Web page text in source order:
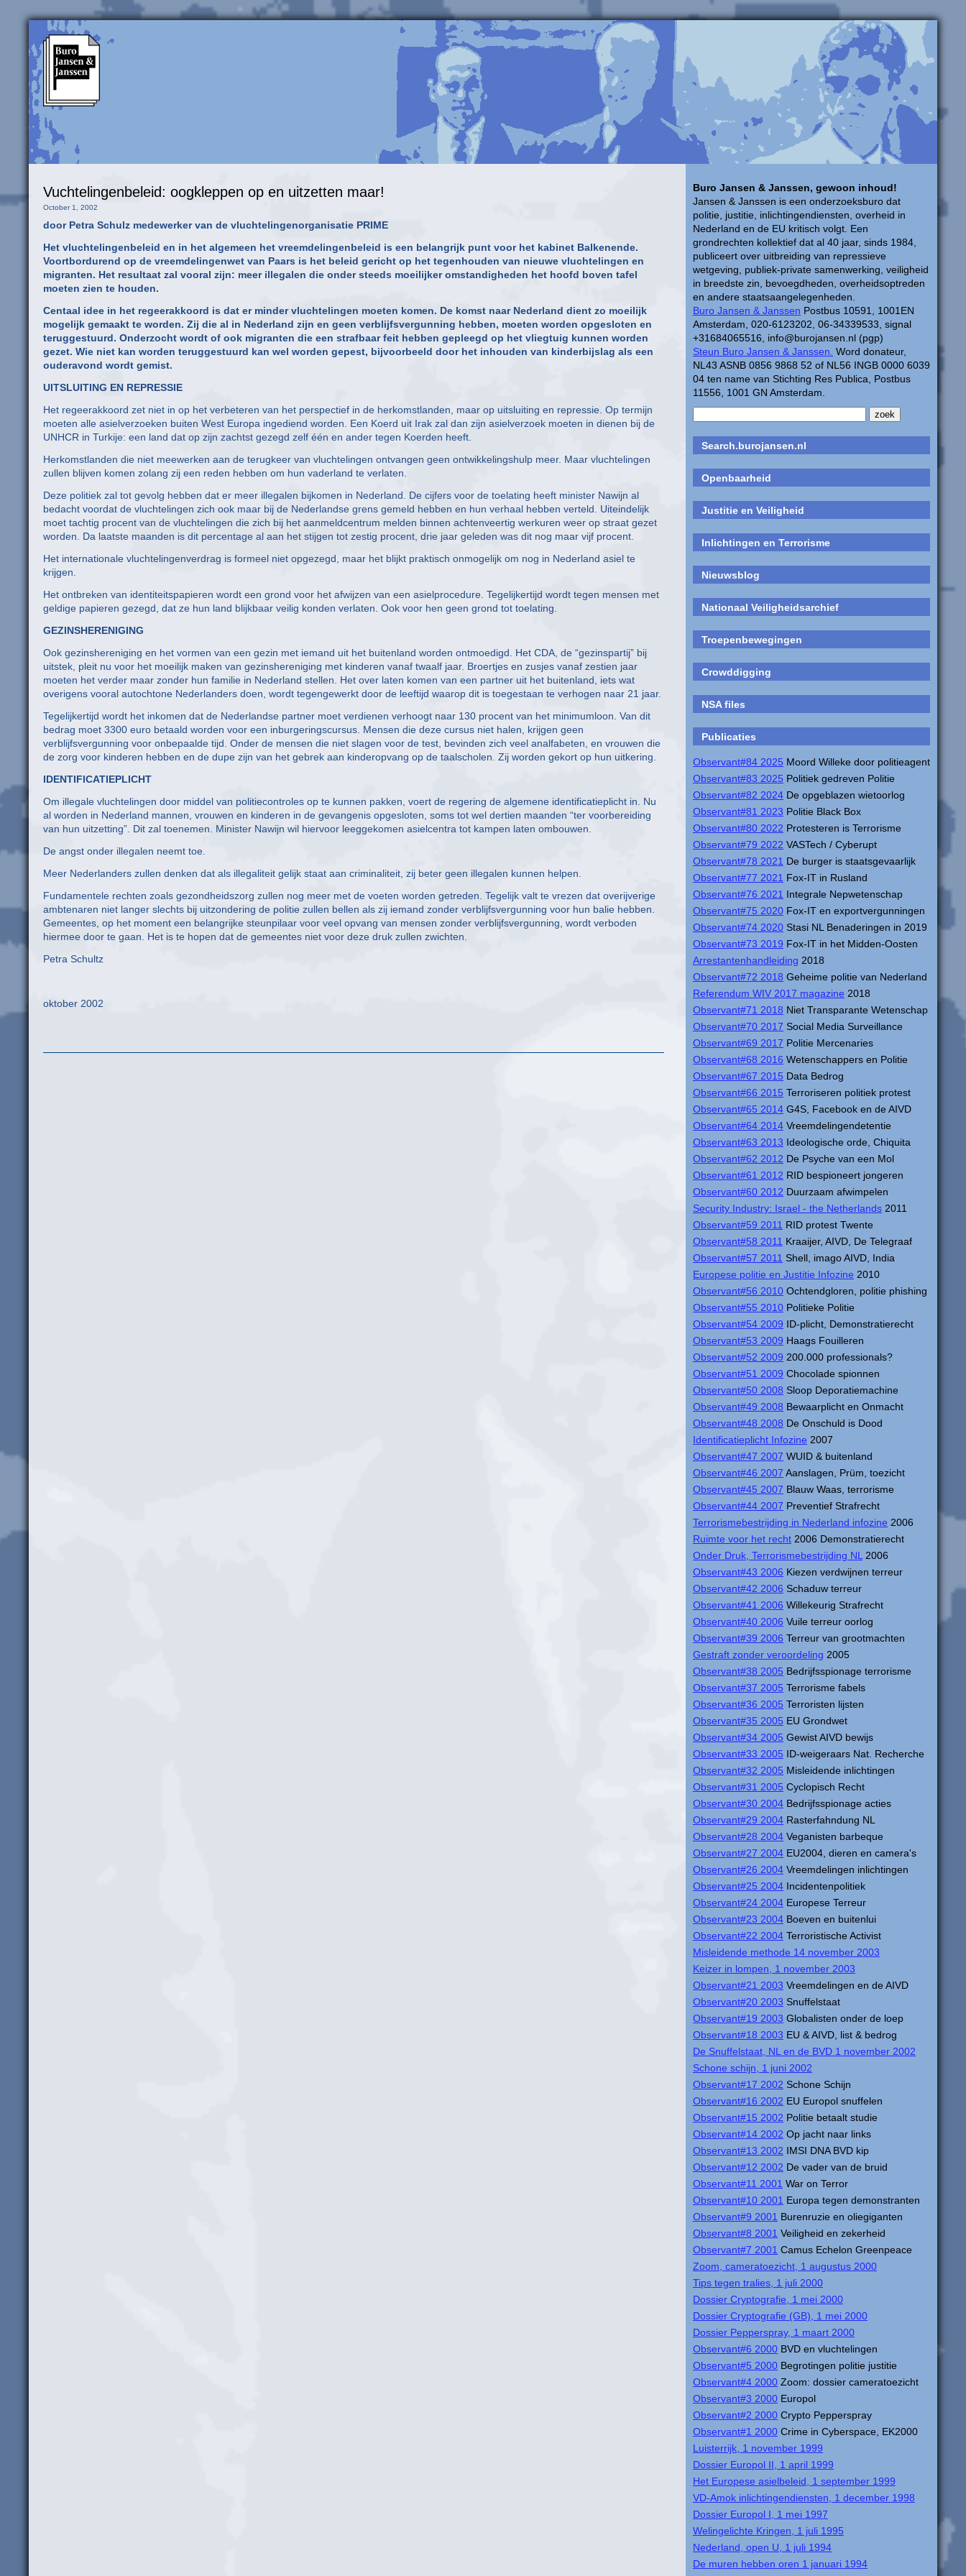
Buro Jansen & Janssen, gewoon inhoud!
Jansen & Janssen is een onderzoeksburo dat
politie, justitie, inlichtingendiensten, overheid in
Nederland en de EU kritisch volgt. Een
grondrechten kollektief dat al 40 jaar, sinds 1984,
publiceert over uitbreiding van repressieve
wetgeving, publiek-private samenwerking, veiligheid
in breedste zin, bevoegdheden, overheidsoptreden
en andere staatsaangelegenheden.
Buro Jansen & Janssen Postbus 10591, 1001EN
Amsterdam, 020-6123202, 06-34339533, signal
+31684065516, info@burojansen.nl (pgp)
Steun Buro Jansen & Janssen. Word donateur,
NL43 ASNB 0856 9868 52 of NL56 INGB 0000 6039
04 ten name van Stichting Res Publica, Postbus
11556, 1001 GN Amsterdam.
Search.burojansen.nl
Openbaarheid
Justitie en Veiligheid
Inlichtingen en Terrorisme
Nieuwsblog
Nationaal Veiligheidsarchief
Troepenbewegingen
Crowddigging
NSA files
Publicaties
Observant#84 2025 Moord Willeke door politieagent
Observant#83 2025 Politiek gedreven Politie
Observant#82 2024 De opgeblazen wietoorlog
Observant#81 2023 Politie Black Box
Observant#80 2022 Protesteren is Terrorisme
Observant#79 2022 VASTech / Cyberupt
Observant#78 2021 De burger is staatsgevaarlijk
Observant#77 2021 Fox-IT in Rusland
Observant#76 2021 Integrale Nepwetenschap
Observant#75 2020 Fox-IT en exportvergunningen
Observant#74 2020 Stasi NL Benaderingen in 2019
Observant#73 2019 Fox-IT in het Midden-Oosten
Arrestantenhandleiding 2018
Observant#72 2018 Geheime politie van Nederland
Referendum WIV 2017 magazine 2018
Observant#71 2018 Niet Transparante Wetenschap
Observant#70 2017 Social Media Surveillance
Observant#69 2017 Politie Mercenaries
Observant#68 2016 Wetenschappers en Politie
Observant#67 2015 Data Bedrog
Observant#66 2015 Terroriseren politiek protest
Observant#65 2014 G4S, Facebook en de AIVD
Observant#64 2014 Vreemdelingendetentie
Observant#63 2013 Ideologische orde, Chiquita
Observant#62 2012 De Psyche van een Mol
Observant#61 2012 RID bespioneert jongeren
Observant#60 2012 Duurzaam afwimpelen
Security Industry: Israel - the Netherlands 2011
Observant#59 2011 RID protest Twente
Observant#58 2011 Kraaijer, AIVD, De Telegraaf
Observant#57 2011 Shell, imago AIVD, India
Europese politie en Justitie Infozine 2010
Observant#56 2010 Ochtendgloren, politie phishing
Observant#55 2010 Politieke Politie
Observant#54 2009 ID-plicht, Demonstratierecht
Observant#53 2009 Haags Fouilleren
Observant#52 2009 200.000 professionals?
Observant#51 2009 Chocolade spionnen
Observant#50 2008 Sloop Deporatiemachine
Observant#49 2008 Bewaarplicht en Onmacht
Observant#48 2008 De Onschuld is Dood
Identificatieplicht Infozine 2007
Observant#47 2007 WUID & buitenland
Observant#46 2007 Aanslagen, Prüm, toezicht
Observant#45 2007 Blauw Waas, terrorisme
Observant#44 2007 Preventief Strafrecht
Terrorismebestrijding in Nederland infozine 2006
Ruimte voor het recht 2006 Demonstratierecht
Onder Druk, Terrorismebestrijding NL 2006
Observant#43 2006 Kiezen verdwijnen terreur
Observant#42 2006 Schaduw terreur
Observant#41 2006 Willekeurig Strafrecht
Observant#40 2006 Vuile terreur oorlog
Observant#39 2006 Terreur van grootmachten
Gestraft zonder veroordeling 2005
Observant#38 2005 Bedrijfsspionage terrorisme
Observant#37 2005 Terrorisme fabels
Observant#36 2005 Terroristen lijsten
Observant#35 2005 EU Grondwet
Observant#34 2005 Gewist AIVD bewijs
Observant#33 2005 ID-weigeraars Nat. Recherche
Observant#32 2005 Misleidende inlichtingen
Observant#31 2005 Cyclopisch Recht
Observant#30 2004 Bedrijfsspionage acties
Observant#29 2004 Rasterfahndung NL
Observant#28 2004 Veganisten barbeque
Observant#27 2004 EU2004, dieren en camera's
Observant#26 2004 Vreemdelingen inlichtingen
Observant#25 2004 Incidentenpolitiek
Observant#24 2004 Europese Terreur
Observant#23 2004 Boeven en buitenlui
Observant#22 2004 Terroristische Activist
Misleidende methode 14 november 2003
Keizer in lompen, 1 november 2003
Observant#21 2003 Vreemdelingen en de AIVD
Observant#20 2003 Snuffelstaat
Observant#19 2003 Globalisten onder de loep
Observant#18 2003 EU & AIVD, list & bedrog
De Snuffelstaat, NL en de BVD 1 november 2002
Schone schijn, 1 juni 2002
Observant#17 2002 Schone Schijn
Observant#16 2002 EU Europol snuffelen
Observant#15 2002 Politie betaalt studie
Observant#14 2002 Op jacht naar links
Observant#13 2002 IMSI DNA BVD kip
Observant#12 2002 De vader van de bruid
Observant#11 2001 War on Terror
Observant#10 2001 Europa tegen demonstranten
Observant#9 2001 Burenruzie en oliegiganten
Observant#8 2001 Veiligheid en zekerheid
Observant#7 2001 Camus Echelon Greenpeace
Zoom, cameratoezicht, 1 augustus 2000
Tips tegen tralies, 1 juli 2000
Dossier Cryptografie, 1 mei 2000
Dossier Cryptografie (GB), 1 mei 2000
Dossier Pepperspray, 1 maart 2000
Observant#6 2000 BVD en vluchtelingen
Observant#5 2000 Begrotingen politie justitie
Observant#4 2000 Zoom: dossier cameratoezicht
Observant#3 2000 Europol
Observant#2 2000 Crypto Pepperspray
Observant#1 2000 Crime in Cyberspace, EK2000
Luisterrijk, 1 november 1999
Dossier Europol II, 1 april 1999
Het Europese asielbeleid, 1 september 1999
VD-Amok inlichtingendiensten, 1 december 1998
Dossier Europol I, 1 mei 1997
Welingelichte Kringen, 1 juli 1995
Nederland, open U, 1 juli 1994
De muren hebben oren 1 januari 1994
Vuchtelingenbeleid: oogkleppen op en uitzetten maar!
October 1, 2002
door Petra Schulz medewerker van de vluchtelingenorganisatie PRIME
Het vluchtelingenbeleid en in het algemeen het vreemdelingenbeleid is een belangrijk punt voor het kabinet Balkenende.
Voortbordurend op de vreemdelingenwet van Paars is het beleid gericht op het tegenhouden van nieuwe vluchtelingen en
migranten. Het resultaat zal vooral zijn: meer illegalen die onder steeds moeilijker omstandigheden het hoofd boven tafel
moeten zien te houden.
Centaal idee in het regeerakkoord is dat er minder vluchtelingen moeten komen. De komst naar Nederland dient zo moeilijk
mogelijk gemaakt te worden. Zij die al in Nederland zijn en geen verblijfsvergunning hebben, moeten worden opgesloten en
teruggestuurd. Onderzocht wordt of ook migranten die een strafbaar feit hebben gepleegd op het vliegtuig kunnen worden
gezet. Wie niet kan worden teruggestuurd kan wel worden gepest, bijvoorbeeld door het inhouden van kinderbijslag als een
ouderavond wordt gemist.
UITSLUITING EN REPRESSIE
Het regeerakkoord zet niet in op het verbeteren van het perspectief in de herkomstlanden, maar op uitsluiting en repressie. Op termijn
moeten alle asielverzoeken buiten West Europa ingediend worden. Een Koerd uit Irak zal dan zijn asielverzoek moeten in dienen bij de
UNHCR in Turkije: een land dat op zijn zachtst gezegd zelf één en ander tegen Koerden heeft.
Herkomstlanden die niet meewerken aan de terugkeer van vluchtelingen ontvangen geen ontwikkelingshulp meer. Maar vluchtelingen
zullen blijven komen zolang zij een reden hebben om hun vaderland te verlaten.
Deze politiek zal tot gevolg hebben dat er meer illegalen bijkomen in Nederland. De cijfers voor de toelating heeft minister Nawijn al
bedacht voordat de vluchtelingen zich ook maar bij de Nederlandse grens gemeld hebben en hun verhaal hebben verteld. Uiteindelijk
moet tachtig procent van de vluchtelingen die zich bij het aanmeldcentrum melden binnen achtenveertig werkuren weer op straat gezet
worden. Da laatste maanden is dit percentage al aan het stijgen tot zestig procent, drie jaar geleden was dit nog maar vijf procent.
Het internationale vluchtelingenverdrag is formeel niet opgezegd, maar het blijkt praktisch onmogelijk om nog in Nederland asiel te
krijgen.
Het ontbreken van identiteitspapieren wordt een grond voor het afwijzen van een asielprocedure. Tegelijkertijd wordt tegen mensen met
geldige papieren gezegd, dat ze hun land blijkbaar veilig konden verlaten. Ook voor hen geen grond tot toelating.
GEZINSHERENIGING
Ook gezinshereniging en het vormen van een gezin met iemand uit het buitenland worden ontmoedigd. Het CDA, de “gezinspartij” bij
uitstek, pleit nu voor het moeilijk maken van gezinshereniging met kinderen vanaf twaalf jaar. Broertjes en zusjes vanaf zestien jaar
moeten het verder maar zonder hun familie in Nederland stellen. Het over laten komen van een partner uit het buitenland, iets wat
overigens vooral autochtone Nederlanders doen, wordt tegengewerkt door de leeftijd waarop dit is toegestaan te verhogen naar 21 jaar.
Tegelijkertijd wordt het inkomen dat de Nederlandse partner moet verdienen verhoogt naar 130 procent van het minimumloon. Van dit
bedrag moet 3300 euro betaald worden voor een inburgeringscursus. Mensen die deze cursus niet halen, krijgen geen
verblijfsvergunning voor onbepaalde tijd. Onder de mensen die niet slagen voor de test, bevinden zich veel analfabeten, en vrouwen die
de zorg voor kinderen hebben en de dupe zijn van het gebrek aan kinderopvang op de taalscholen. Zij worden gekort op hun uitkering.
IDENTIFICATIEPLICHT
Om illegale vluchtelingen door middel van politiecontroles op te kunnen pakken, voert de regering de algemene identificatieplicht in. Nu
al worden in Nederland mannen, vrouwen en kinderen in de gevangenis opgesloten, soms tot wel dertien maanden “ter voorbereiding
van hun uitzetting”. Dit zal toenemen. Minister Nawijn wil hiervoor leeggekomen asielcentra tot kampen laten ombouwen.
De angst onder illegalen neemt toe.
Meer Nederlanders zullen denken dat als illegaliteit gelijk staat aan criminaliteit, zij beter geen illegalen kunnen helpen.
Fundamentele rechten zoals gezondheidszorg zullen nog meer met de voeten worden getreden. Tegelijk valt te vrezen dat overijverige
ambtenaren niet langer slechts bij uitzondering de politie zullen bellen als zij iemand zonder verblijfsvergunning voor hun balie hebben.
Gemeentes, op het moment een belangrijke steunpilaar voor veel opvang van mensen zonder verblijfsvergunning, wordt verboden
hiermee door te gaan. Het is te hopen dat de gemeentes niet voor deze druk zullen zwichten.
Petra Schultz
oktober 2002